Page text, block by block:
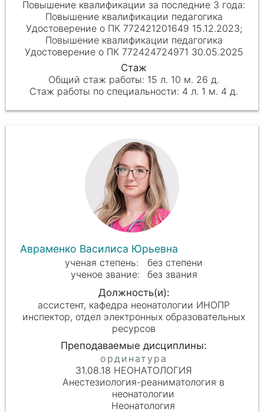
Повышение квалификации педагогика
Удостоверение о ПК 772421201649 15.12.2023;
Повышение квалификации педагогика
Удостоверение о ПК 772424724971 30.05.2025
15 л. 10 м. 26 д.
4 л. 1 м. 4 д.
Авраменко Василиса Юрьевна
без степени
без звания
ассистент, кафедра неонатологии ИНОПР
инспектор, отдел электронных образовательных
ресурсов
31.08.18 НЕОНАТОЛОГИЯ
Анестезиология-реаниматология в
неонатологии
Неонатология